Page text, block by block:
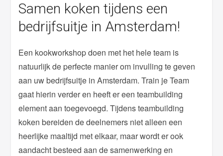
Samen koken tijdens een
bedrijfsuitje in Amsterdam!
Een kookworkshop doen met het hele team is
natuurlijk de perfecte manier om invulling te geven
aan uw bedrijfsuitje in Amsterdam. Train je Team
gaat hierin verder en heeft er een teambuilding
element aan toegevoegd. Tijdens teambuilding
koken bereiden de deelnemers niet alleen een
heerlijke maaltijd met elkaar, maar wordt er ook
aandacht besteed aan de samenwerking en